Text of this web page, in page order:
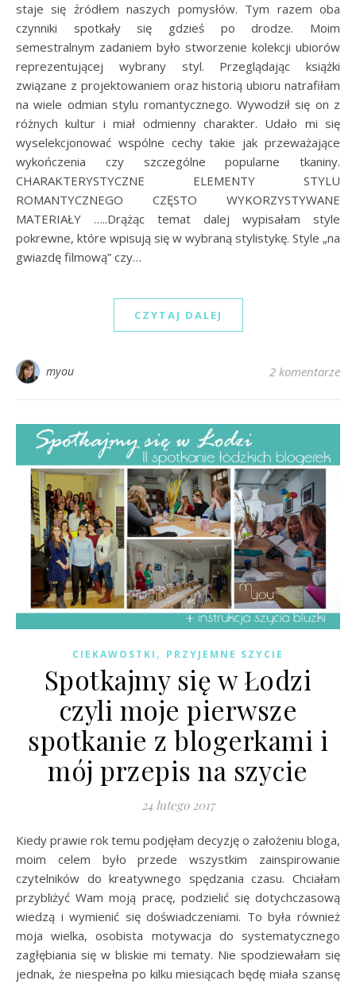
staje się źródłem naszych pomysłów. Tym razem oba
czynniki spotkały się gdzieś po drodze. Moim
semestralnym zadaniem było stworzenie kolekcji ubiorów
reprezentującej wybrany styl. Przeglądając książki
związane z projektowaniem oraz historią ubioru natrafiłam
na wiele odmian stylu romantycznego. Wywodził się on z
różnych kultur i miał odmienny charakter. Udało mi się
wyselekcjonować wspólne cechy takie jak przeważające
wykończenia czy szczególne popularne tkaniny.
CHARAKTERYSTYCZNE ELEMENTY STYLU
ROMANTYCZNEGO CZĘSTO WYKORZYSTYWANE
MATERIAŁY …..Drążąc temat dalej wypisałam style
pokrewne, które wpisują się w wybraną stylistykę. Style „na
gwiazdę filmową” czy…
CZYTAJ DALEJ
myou 2 komentarze
CIEKAWOSTKI , PRZYJEMNE SZYCIE
Spotkajmy się w Łodzi
czyli moje pierwsze
spotkanie z blogerkami i
mój przepis na szycie
24 lutego 2017
Kiedy prawie rok temu podjęłam decyzję o założeniu bloga,
moim celem było przede wszystkim zainspirowanie
czytelników do kreatywnego spędzania czasu. Chciałam
przybliżyć Wam moją pracę, podzielić się dotychczasową
wiedzą i wymienić się doświadczeniami. To była również
moja wielka, osobista motywacja do systematycznego
zagłębiania się w bliskie mi tematy. Nie spodziewałam się
jednak, że niespełna po kilku miesiącach będę miała szansę